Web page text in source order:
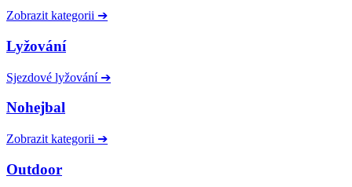
Zobrazit kategorii ➔
Lyžování
Sjezdové lyžování ➔
Nohejbal
Zobrazit kategorii ➔
Outdoor